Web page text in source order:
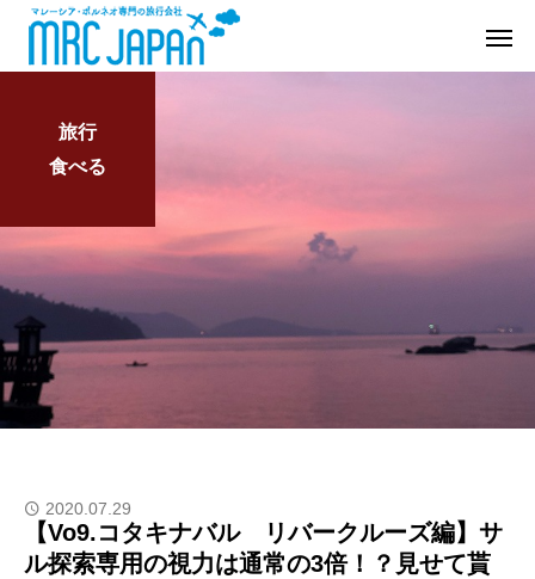
旅行
食べる
2020.07.29
【Vo9.コタキナバル リバークルーズ編】サ
ル探索専用の視力は通常の3倍！？見せて貰